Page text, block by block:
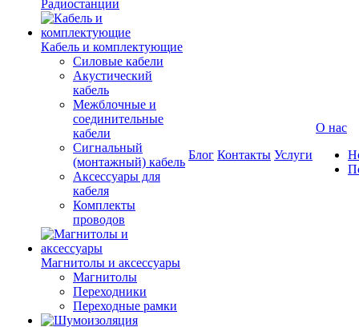
Радиостанции
Кабель и комплектующие
Силовые кабели
Акустический
кабель
Межблочные и
соединительные
кабели
Сигнальный
(монтажный) кабель
Аксессуары для
кабеля
Комплекты
проводов
Магнитолы и аксессуары
Магнитолы
Переходники
Переходные рамки
Блог Контакты Услуги
О нас